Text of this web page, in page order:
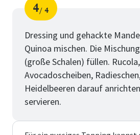
Schritt
4
von
4
Dressing und gehackte
Quinoa mischen. Die
(große Schalen) füllen. Rucola,
Avocadoscheiben,
Heidelbeeren darauf
servieren.